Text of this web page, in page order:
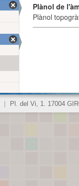
Plànol de
Plànol
Pl. del Vi, 1. 17004